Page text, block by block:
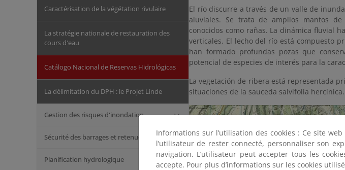
Caractérisation de la végétation rivulaire
La stratégie nationale de restauration des
cours d'eau
Catálogo Nacional de Reservas Hidrológicas
La délimitation du DPH : le Projet Linde
Gestion des risques d'inondation
Sécurité des barrages et retenues
Planification hydrologique
El río discurre a través de un valle de
aluviales. Se trata de amplios mantos
conocidos como rañas. La dinámica fluvial
verticales. El lecho del río está compuesto
han formado profundas pozas que
potencial de especies de interés para la
La vegetación de ribera está representada
situaciones de la sauceda salvifolia hercínica.
Informations sur l’utilisation des cookies : Ce site
l’utilisateur de rester connecté, personnaliser son
navigation. L’utilisateur peut accepter tous les
accepte. Pour plus d’informations sur les cookies